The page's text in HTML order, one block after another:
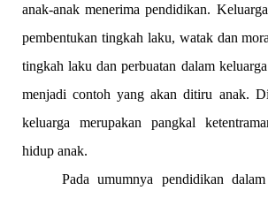
anak-anak menerima pendidikan.
pembentukan tingkah laku, watak dan
tingkah laku dan perbuatan dalam
menjadi contoh yang akan ditiru anak.
keluarga merupakan pangkal
hidup anak.
Pada umumnya pendidikan